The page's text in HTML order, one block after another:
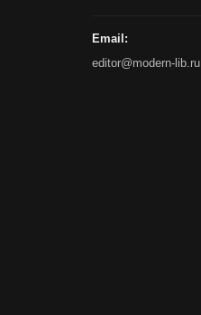
Email:
editor@modern-lib.ru